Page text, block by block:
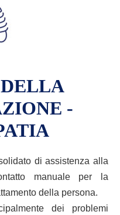
-
di assistenza alla
manuale per la
della persona.
dei problemi